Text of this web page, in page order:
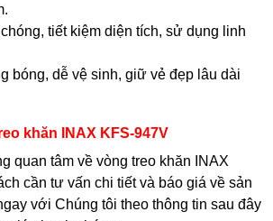
tiết kiệm diện tích, sử dụng linh
bóng, dễ vệ sinh, giữ vẻ đẹp lâu dài
khăn INAX KFS-947V
quan tâm về vòng treo khăn INAX
cần tư vấn chi tiết và báo giá về sản
với Chúng tôi theo thông tin sau đây